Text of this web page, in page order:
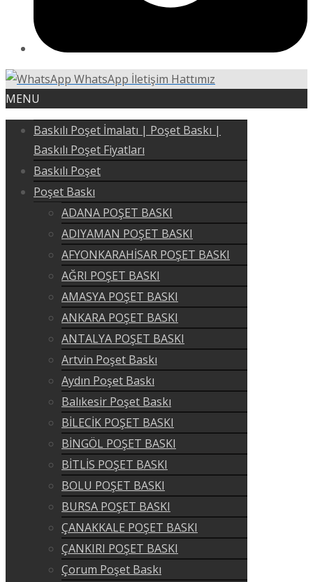
WhatsApp İletişim Hattımız
MENU
Baskılı Poşet İmalatı | Poşet Baskı |
Baskılı Poşet Fiyatları
Baskılı Poşet
Poşet Baskı
ADANA POŞET BASKI
ADIYAMAN POŞET BASKI
AFYONKARAHİSAR POŞET BASKI
AĞRI POŞET BASKI
AMASYA POŞET BASKI
ANKARA POŞET BASKI
ANTALYA POŞET BASKI
Artvin Poşet Baskı
Aydın Poşet Baskı
Balıkesir Poşet Baskı
BİLECİK POŞET BASKI
BİNGÖL POŞET BASKI
BİTLİS POŞET BASKI
BOLU POŞET BASKI
BURSA POŞET BASKI
ÇANAKKALE POŞET BASKI
ÇANKIRI POŞET BASKI
Çorum Poşet Baskı